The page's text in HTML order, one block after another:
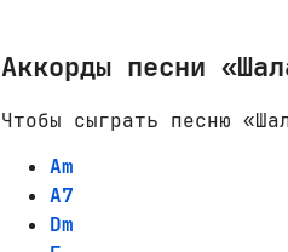
Аккорды песни
Чтобы сыграть песню
Am
A7
Dm